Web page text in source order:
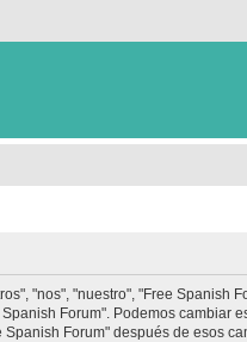
"nos", "nuestro", "Free
Forum". Podemos
Forum" después de esos